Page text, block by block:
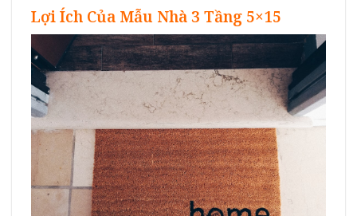
Lợi Ích Của Mẫu Nhà 3 Tầng 5×15